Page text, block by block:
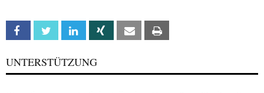
Facebook Twitter Linkedin Xing Email
UNTERSTÜTZUNG